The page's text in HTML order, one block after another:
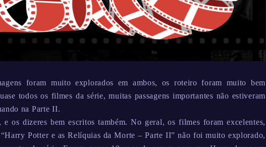
foram muito explorados em ambos, os roteiro foram muito bem
todos os filmes da série, muitas passagens importantes não estiveram
na Parte II.
e os dizeres bem escritos também. No geral, os filmes foram excelentes,
Potter e as Relíquias da Morte – Parte II” não foi muito explorado,